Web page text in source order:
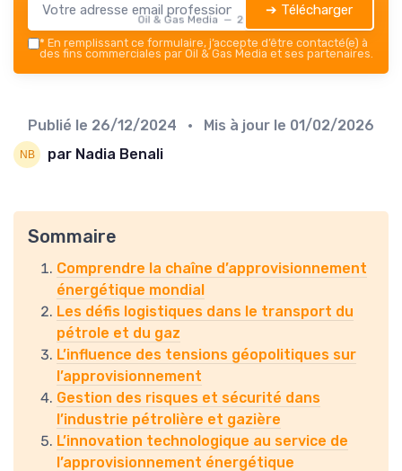
Oil & Gas Media — 2026
➔ Télécharger
* En remplissant ce formulaire, j’accepte d’être contacté(e) à
des fins commerciales par Oil & Gas Media et ses partenaires.
Publié le 26/12/2024 • Mis à jour le 01/02/2026
par Nadia Benali
Sommaire
Comprendre la chaîne d’approvisionnement
énergétique mondial
Les défis logistiques dans le transport du
pétrole et du gaz
L’influence des tensions géopolitiques sur
l’approvisionnement
Gestion des risques et sécurité dans
l’industrie pétrolière et gazière
L’innovation technologique au service de
l’approvisionnement énergétique